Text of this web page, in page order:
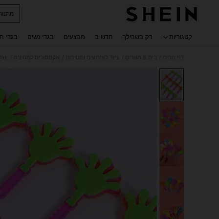
קטגוריות רק בשבילך חדש ב מבצעים בגדי נשים בגדי